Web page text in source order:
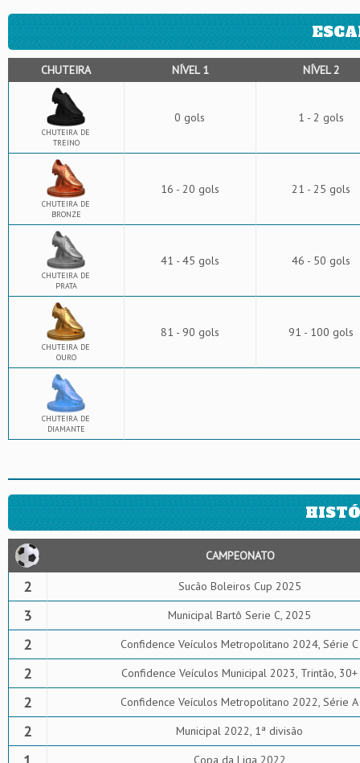
CHUTEIRA NÍVEL 1 NÍVEL 2
CHUTEIRA DE
TREINO
0 gols 1 - 2 gols
CHUTEIRA DE
BRONZE
16 - 20 gols 21 - 25 gols
CHUTEIRA DE
PRATA
41 - 45 gols 46 - 50 gols
CHUTEIRA DE
OURO
81 - 90 gols 91 - 100 gols
CHUTEIRA DE
DIAMANTE
CAMPEONATO
2 Sucão Boleiros Cup 2025
3 Municipal Bartô Serie C, 2025
2 Confidence Veículos Metropolitano 2024, Série C
2 Confidence Veículos Municipal 2023, Trintão, 30+
2 Confidence Veículos Metropolitano 2022, Série A
2 Municipal 2022, 1ª divisão
Copa da Liga 2022